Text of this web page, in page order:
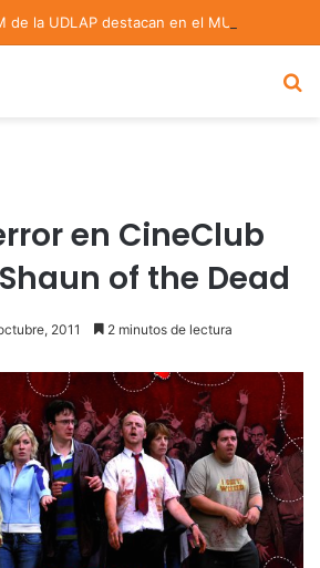
en CineClub
of the Dead
2011 2 minutos de lectura